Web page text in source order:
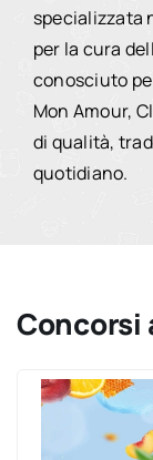
specializzata
per la cura
conosciuto
Mon Amour,
di qualità,
quotidiano.